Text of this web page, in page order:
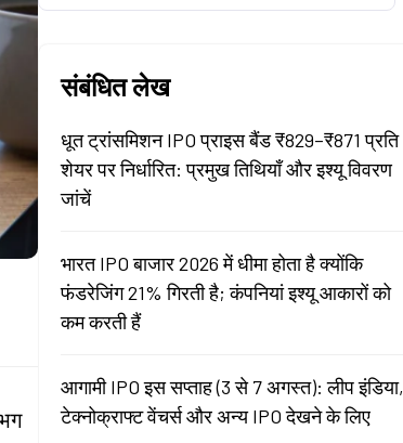
संबंधित लेख
धूत ट्रांसमिशन IPO प्राइस बैंड ₹829–₹871 प्रति
शेयर पर निर्धारित: प्रमुख तिथियाँ और इश्यू विवरण
जांचें
भारत IPO बाजार 2026 में धीमा होता है क्योंकि
फंडरेजिंग 21% गिरती है; कंपनियां इश्यू आकारों को
कम करती हैं
आगामी IPO इस सप्ताह (3 से 7 अगस्त): लीप इंडिया,
टेक्नोक्राफ्ट वेंचर्स और अन्य IPO देखने के लिए